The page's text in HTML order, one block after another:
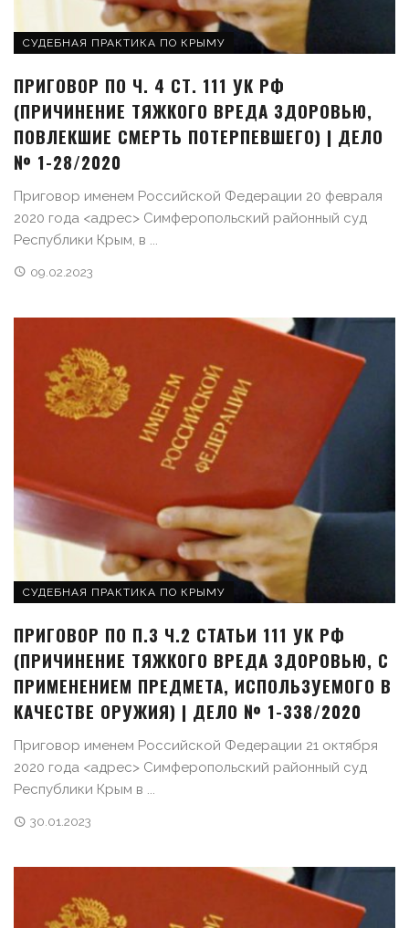
СУДЕБНАЯ ПРАКТИКА ПО КРЫМУ
ПРИГОВОР ПО Ч. 4 СТ. 111 УК РФ
(ПРИЧИНЕНИЕ ТЯЖКОГО ВРЕДА ЗДОРОВЬЮ,
ПОВЛЕКШИЕ СМЕРТЬ ПОТЕРПЕВШЕГО) | ДЕЛО
№ 1-28/2020
Приговор именем Российской Федерации 20 февраля
2020 года <адрес> Симферопольский районный суд
Республики Крым, в ...
09.02.2023
СУДЕБНАЯ ПРАКТИКА ПО КРЫМУ
ПРИГОВОР ПО П.З Ч.2 СТАТЬИ 111 УК РФ
(ПРИЧИНЕНИЕ ТЯЖКОГО ВРЕДА ЗДОРОВЬЮ, С
ПРИМЕНЕНИЕМ ПРЕДМЕТА, ИСПОЛЬЗУЕМОГО В
КАЧЕСТВЕ ОРУЖИЯ) | ДЕЛО № 1-338/2020
Приговор именем Российской Федерации 21 октября
2020 года <адрес> Симферопольский районный суд
Республики Крым в ...
30.01.2023